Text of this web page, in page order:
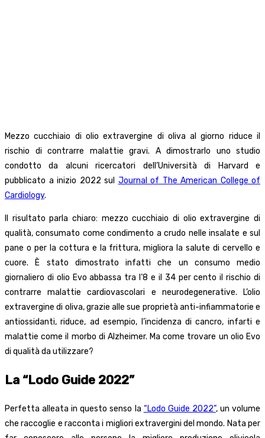
Mezzo cucchiaio di olio extravergine di oliva al giorno riduce il
rischio di contrarre malattie gravi. A dimostrarlo uno studio
condotto da alcuni ricercatori dell’Università di Harvard e
pubblicato a inizio 2022 sul Journal of The American College of
Cardiology.
Il risultato parla chiaro: mezzo cucchiaio di olio extravergine di
qualità, consumato come condimento a crudo nelle insalate e sul
pane o per la cottura e la frittura, migliora la salute di cervello e
cuore. È stato dimostrato infatti che un consumo medio
giornaliero di olio Evo abbassa tra l’8 e il 34 per cento il rischio di
contrarre malattie cardiovascolari e neurodegenerative. L’olio
extravergine di oliva, grazie alle sue proprietà anti-infiammatorie e
antiossidanti, riduce, ad esempio, l’incidenza di cancro, infarti e
malattie come il morbo di Alzheimer. Ma come trovare un olio Evo
di qualità da utilizzare?
La “Lodo Guide 2022”
Perfetta alleata in questo senso la “Lodo Guide 2022”, un volume
che raccoglie e racconta i migliori extravergini del mondo. Nata per